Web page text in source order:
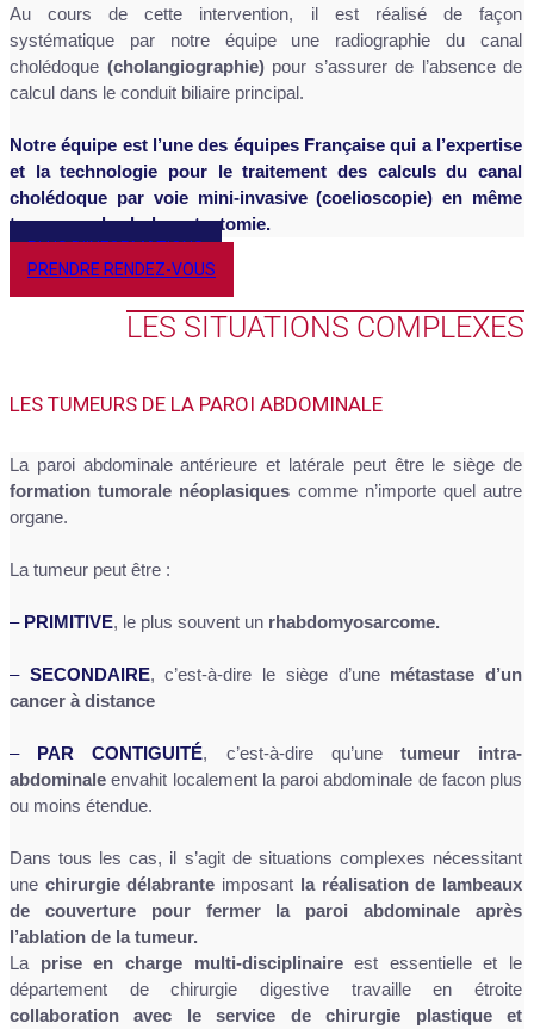
Au cours de cette intervention, il est réalisé de façon
systématique par notre équipe une radiographie du canal
cholédoque (cholangiographie)pour s’assurer de l’absence de
calcul dans le conduit biliaire principal.
Notre équipe est l’une des équipes Française qui a l’expertise
et la technologie pour le traitement des calculs du canal
cholédoque par voie mini-invasive (coelioscopie) en même
temps que la cholecystectomie.
PLUS D'INFORMATIONS
PRENDRE RENDEZ-VOUS
LES SITUATIONS COMPLEXES
LES TUMEURS DE LA PAROI ABDOMINALE
La paroi abdominale antérieure et latérale peut être le siège de
formation tumorale néoplasiques comme n’importe quel autre
organe.
La tumeur peut être :
– PRIMITIVE, le plus souvent un rhabdomyosarcome.
– SECONDAIRE, c’est-à-dire le siège d’une métastase d’un
cancer à distance
– PAR CONTIGUITÉ, c’est-à-dire qu’une tumeur intra-
abdominale envahit localement la paroi abdominale de facon plus
ou moins étendue.
Dans tous les cas, il s’agit de situations complexes nécessitant
une chirurgie délabrante imposant la réalisation de lambeaux
de couverture pour fermer la paroi abdominale après
l’ablation de la tumeur.
La prise en charge multi-disciplinaireest essentielle et le
département de chirurgie digestive travaille en étroite
collaboration avec le service de chirurgie plastique et